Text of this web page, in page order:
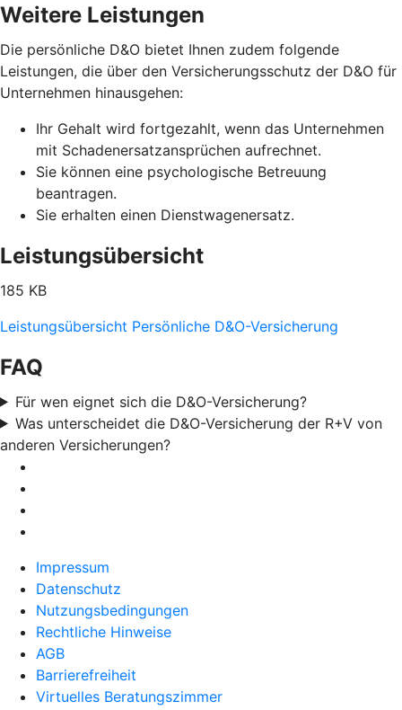
Weitere Leistungen
Die persönliche D&O bietet Ihnen zudem folgende
Leistungen, die über den Versicherungsschutz der D&O für
Unternehmen hinausgehen:
Ihr Gehalt wird fortgezahlt, wenn das Unternehmen
mit Schadenersatzansprüchen aufrechnet.
Sie können eine psychologische Betreuung
beantragen.
Sie erhalten einen Dienstwagenersatz.
Leistungsübersicht
185 KB
Leistungsübersicht Persönliche D&O-Versicherung
FAQ
Für wen eignet sich die D&O-Versicherung?
Was unterscheidet die D&O-Versicherung der R+V von
anderen Versicherungen?
Impressum
Datenschutz
Nutzungsbedingungen
Rechtliche Hinweise
AGB
Barrierefreiheit
Virtuelles Beratungszimmer